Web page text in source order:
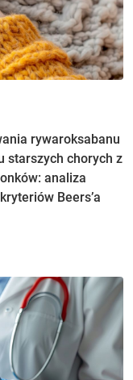
rywaroksabanu
starszych chorych z
analiza
Beers’a